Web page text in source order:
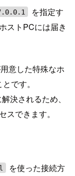
を指定す
ストPCには届き
意した特殊なホ
です。
決されるため、
スできます。
を使った接続方